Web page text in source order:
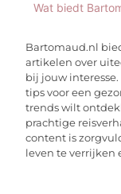
Wat biedt
Bartomaud.nl
artikelen over
bij jouw
tips voor een
trends wilt
prachtige
content is
leven te verrijken